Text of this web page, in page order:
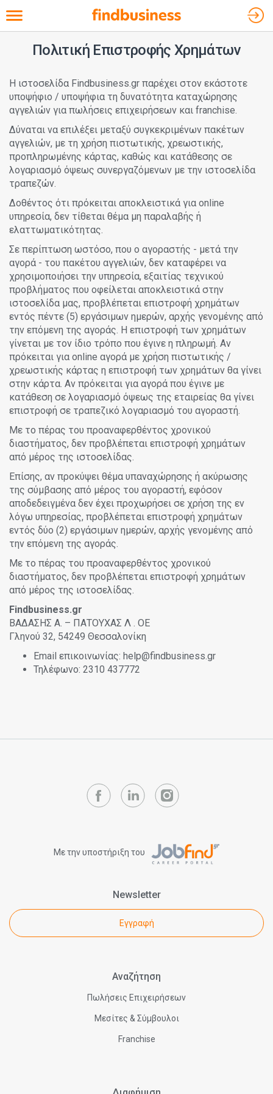
Toggle navigation
Πολιτική Επιστροφής Χρημάτων
Η ιστοσελίδα Findbusiness.gr παρέχει στον εκάστοτε
υποψήφιο / υποψήφια τη δυνατότητα καταχώρησης
αγγελιών για πωλήσεις επιχειρήσεων και franchise.
Δύναται να επιλέξει μεταξύ συγκεκριμένων πακέτων
αγγελιών, με τη χρήση πιστωτικής, χρεωστικής,
προπληρωμένης κάρτας, καθώς και κατάθεσης σε
λογαριασμό όψεως συνεργαζόμενων με την ιστοσελίδα
τραπεζών.
Δοθέντος ότι πρόκειται αποκλειστικά για online
υπηρεσία, δεν τίθεται θέμα μη παραλαβής ή
ελαττωματικότητας.
Σε περίπτωση ωστόσο, που ο αγοραστής - μετά την
αγορά - του πακέτου αγγελιών, δεν καταφέρει να
χρησιμοποιήσει την υπηρεσία, εξαιτίας τεχνικού
προβλήματος που οφείλεται αποκλειστικά στην
ιστοσελίδα μας, προβλέπεται επιστροφή χρημάτων
εντός πέντε (5) εργάσιμων ημερών, αρχής γενομένης από
την επόμενη της αγοράς. Η επιστροφή των χρημάτων
γίνεται με τον ίδιο τρόπο που έγινε η πληρωμή. Αν
πρόκειται για online αγορά με χρήση πιστωτικής /
χρεωστικής κάρτας η επιστροφή των χρημάτων θα γίνει
στην κάρτα. Αν πρόκειται για αγορά που έγινε με
κατάθεση σε λογαριασμό όψεως της εταιρείας θα γίνει
επιστροφή σε τραπεζικό λογαριασμό του αγοραστή.
Με το πέρας του προαναφερθέντος χρονικού
διαστήματος, δεν προβλέπεται επιστροφή χρημάτων
από μέρος της ιστοσελίδας.
Επίσης, αν προκύψει θέμα υπαναχώρησης ή ακύρωσης
της σύμβασης από μέρος του αγοραστή, εφόσον
αποδεδειγμένα δεν έχει προχωρήσει σε χρήση της εν
λόγω υπηρεσίας, προβλέπεται επιστροφή χρημάτων
εντός δύο (2) εργάσιμων ημερών, αρχής γενομένης από
την επόμενη της αγοράς.
Με το πέρας του προαναφερθέντος χρονικού
διαστήματος, δεν προβλέπεται επιστροφή χρημάτων
από μέρος της ιστοσελίδας.
Findbusiness.gr
ΒΑΔΑΣΗΣ Α. – ΠΑΤΟΥΧΑΣ Λ . ΟΕ
Γληνού 32, 54249 Θεσσαλονίκη
Email επικοινωνίας: help@findbusiness.gr
Τηλέφωνο: 2310 437772
Με την υποστήριξη του
Newsletter
Εγγραφή
Αναζήτηση
Πωλήσεις Επιχειρήσεων
Μεσίτες & Σύμβουλοι
Franchise